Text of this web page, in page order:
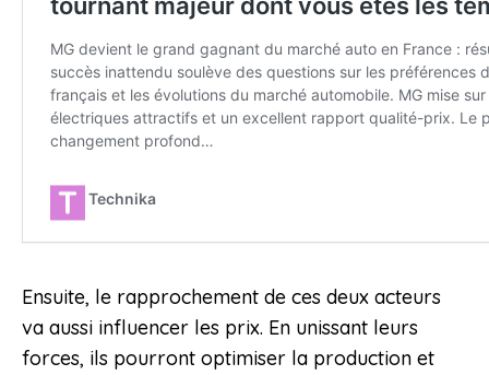
Ensuite, le rapprochement de ces deux acteurs
va aussi influencer les prix. En unissant leurs
forces, ils pourront optimiser la production et